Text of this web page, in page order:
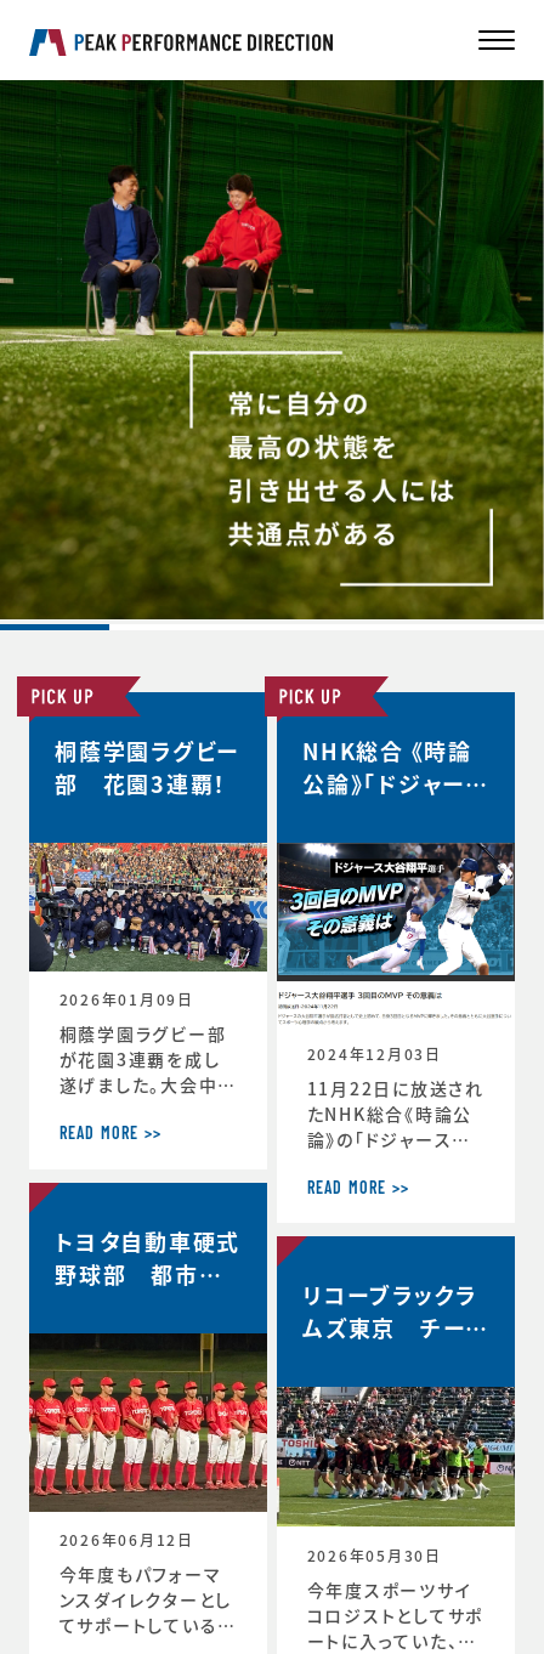
桐蔭学園ラグビー
部 花園3連覇！
2026年01月09日
桐蔭学園ラグビー部
が花園3連覇を成し
遂げました。大会中の
＜12月30日 2回戦
G＞ 振り返りミーテ
る。これまで蓄積した
ものタフなゲームで
やってみる。主観的な
う整理するか。翌日の
練習から次のステー
ジの自分と向かい合
おう。 ≪12月31日≫
桐蔭学園ラグビーフ
ァミリー。昨年の3年
生が花園初戦に駆け
つけてくれました。 あ
READ MORE >>
NHK総合 《時論
公論》「ドジャース
回目のMVP その
意義は」
2024年12月03日
11月22日に放送され
たNHK総合《時論公
論》の「ドジャース大
MVP その意義は」内
意義 “最高の自分”を
今シーズン大谷選手
の活躍が示唆したこ
と」のコーナーで、ス
からの分析が放送さ
れました。◆放送内容
はこちら↓https://
www.nhk.jp/p/ts/
4V23PRP3YR/epis
ode/te/QNX8MVR
GJW
READ MORE >>
トヨタ自動車硬式
野球部 都市対
場決定
2026年06月12日
今年度もパフォーマ
ンスダイレクターとし
てサポートしているト
リコーブラックラ
ムズ東京 チーム
2026年05月30日
今年度スポーツサイ
コロジストとしてサポ
ートに入っていた、リ